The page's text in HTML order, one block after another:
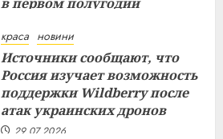
краса новини
Источники сообщают, что
Россия изучает возможность
поддержки Wildberry после
атак украинских дронов
29.07.2026